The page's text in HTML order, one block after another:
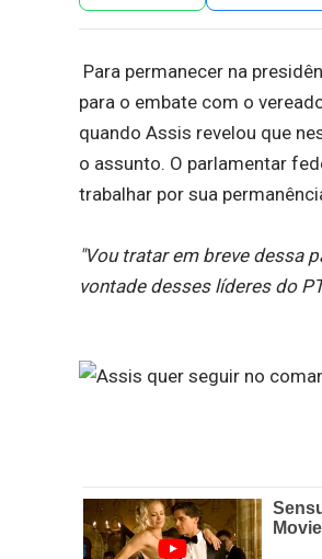
Para permanecer na
para o embate com o
quando Assis revelou que
o assunto. O parlamentar
trabalhar por sua
"Vou tratar em breve dessa
vontade desses líderes do